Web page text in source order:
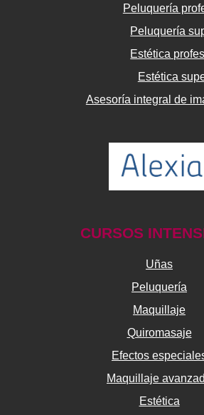
Peluquería
Peluquería
Estética
Estética
Asesoría integral de
CURSOS
Uñas
Peluquería
Maquillaje
Quiromasaje
Efectos
Maquillaje
Estética